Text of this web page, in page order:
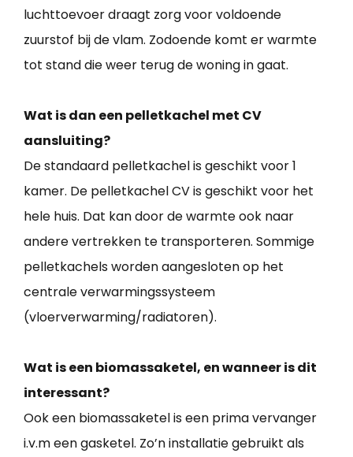
luchttoevoer draagt zorg voor voldoende
zuurstof bij de vlam. Zodoende komt er warmte
tot stand die weer terug de woning in gaat.
Wat is dan een pelletkachel met CV
aansluiting?
De standaard pelletkachel is geschikt voor 1
kamer. De pelletkachel CV is geschikt voor het
hele huis. Dat kan door de warmte ook naar
andere vertrekken te transporteren. Sommige
pelletkachels worden aangesloten op het
centrale verwarmingssysteem
(vloerverwarming/radiatoren).
Wat is een biomassaketel, en wanneer is dit
interessant?
Ook een biomassaketel is een prima vervanger
i.v.m een gasketel. Zo’n installatie gebruikt als